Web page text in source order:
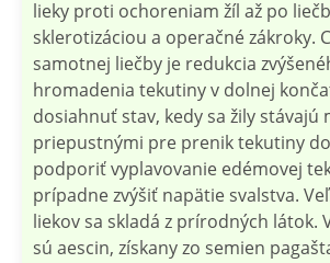
lieky proti ochoreniam žíl až po
sklerotizáciou a operačné zákroky.
samotnej liečby je redukcia
hromadenia tekutiny v dolnej
dosiahnuť stav, kedy sa žily stávajú
priepustnými pre prenik tekutiny
podporiť vyplavovanie edémovej
prípadne zvýšiť napätie svalstva.
liekov sa skladá z prírodných látok.
sú aescin, získany zo semien